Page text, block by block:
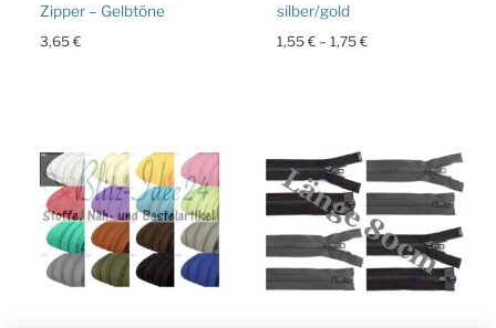
Zipper – Gelbtöne
3,65€
silber/gold
1,55€ –1,75€